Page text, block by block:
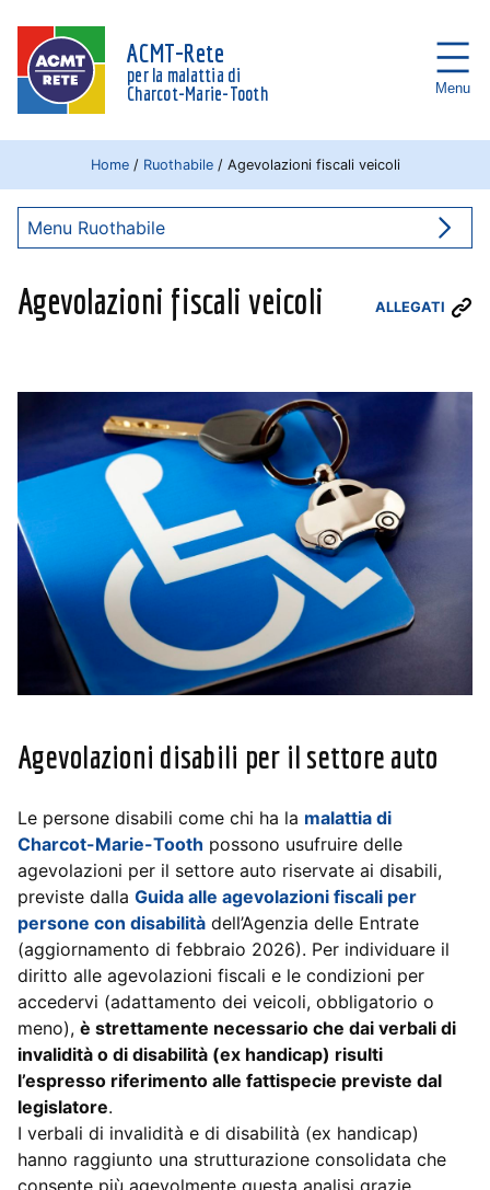
ACMT-Rete
per la malattia di
Charcot-Marie-Tooth
Menu
Home/ Ruothabile/ Agevolazioni fiscali veicoli
Menu Ruothabile
Agevolazioni fiscali veicoli ALLEGATI
Agevolazioni disabili per il settore auto
Le persone disabili come chi ha la malattia di
Charcot-Marie-Tooth possono usufruire delle
agevolazioni per il settore auto riservate ai disabili,
previste dalla Guida alle agevolazioni fiscali per
persone con disabilità dell’Agenzia delle Entrate
(aggiornamento di febbraio 2026). Per individuare il
diritto alle agevolazioni fiscali e le condizioni per
accedervi (adattamento dei veicoli, obbligatorio o
meno), è strettamente necessario che dai verbali di
invalidità o di disabilità (ex handicap) risulti
l’espresso riferimento alle fattispecie previste dal
legislatore.
I verbali di invalidità e di disabilità (ex handicap)
hanno raggiunto una strutturazione consolidata che